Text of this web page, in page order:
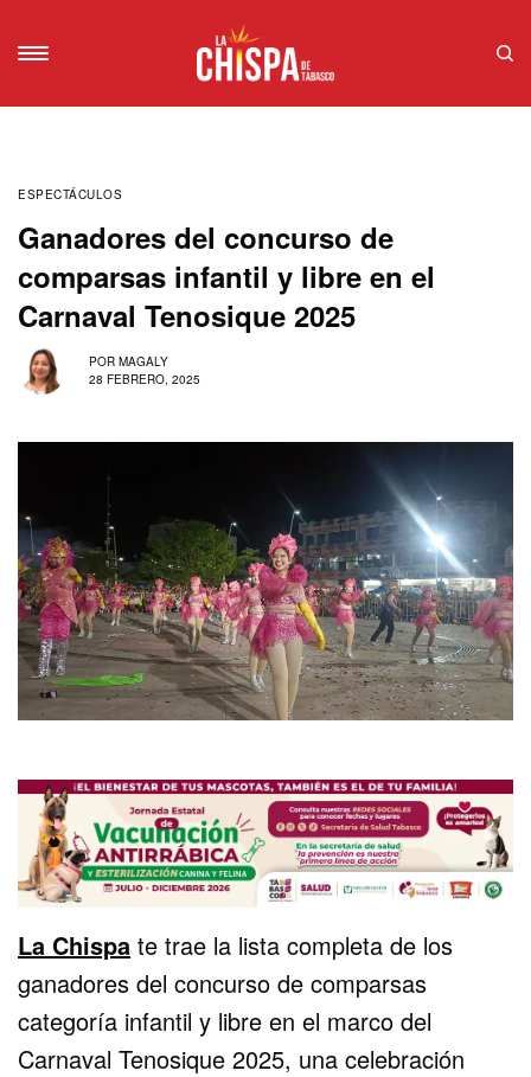
ESPECTÁCULOS
Ganadores del concurso de
comparsas infantil y libre en el
Carnaval Tenosique 2025
POR MAGALY
28 FEBRERO, 2025
La Chispa te trae la lista completa de los
ganadores del concurso de comparsas
categoría infantil y libre en el marco del
Carnaval Tenosique 2025, una celebración